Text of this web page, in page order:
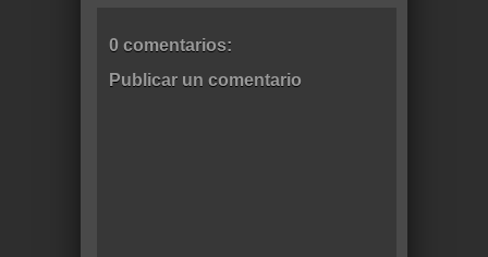
0 comentarios:
Publicar un comentario